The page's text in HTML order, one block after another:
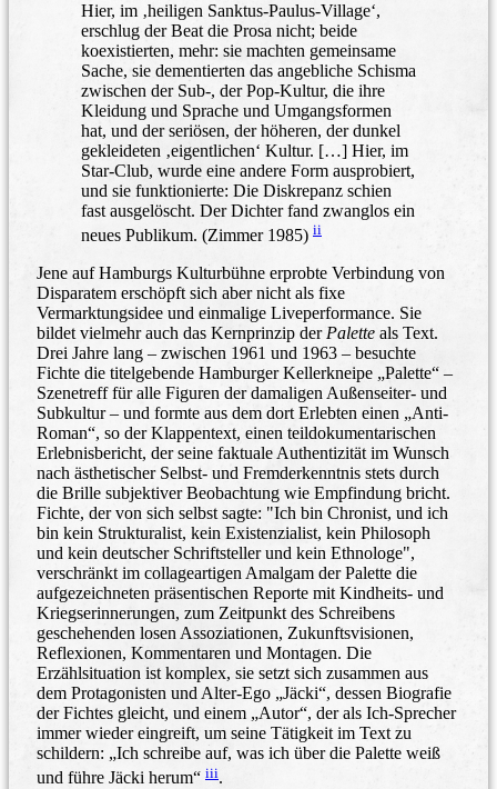
Hier, im ‚heiligen Sanktus-Paulus-Village‘,
erschlug der Beat die Prosa nicht; beide
koexistierten, mehr: sie machten gemeinsame
Sache, sie dementierten das angebliche Schisma
zwischen der Sub-, der Pop-Kultur, die ihre
Kleidung und Sprache und Umgangsformen
hat, und der seriösen, der höheren, der dunkel
gekleideten ‚eigentlichen‘ Kultur. […] Hier, im
Star-Club, wurde eine andere Form ausprobiert,
und sie funktionierte: Die Diskrepanz schien
fast ausgelöscht. Der Dichter fand zwanglos ein
neues Publikum. (Zimmer 1985) ii
Jene auf Hamburgs Kulturbühne erprobte Verbindung von
Disparatem erschöpft sich aber nicht als fixe
Vermarktungsidee und einmalige Liveperformance. Sie
bildet vielmehr auch das Kernprinzip derPalette als Text.
Drei Jahre lang – zwischen 1961 und 1963 – besuchte
Fichte die titelgebende Hamburger Kellerkneipe „Palette“ –
Szenetreff für alle Figuren der damaligen Außenseiter- und
Subkultur – und formte aus dem dort Erlebten einen „Anti-
Roman“, so der Klappentext, einen teildokumentarischen
Erlebnisbericht, der seine faktuale Authentizität im Wunsch
nach ästhetischer Selbst- und Fremderkenntnis stets durch
die Brille subjektiver Beobachtung wie Empfindung bricht.
Fichte, der von sich selbst sagte: "Ich bin Chronist, und ich
bin kein Strukturalist, kein Existenzialist, kein Philosoph
und kein deutscher Schriftsteller und kein Ethnologe",
verschränkt im collageartigen Amalgam der Palette die
aufgezeichneten präsentischen Reporte mit Kindheits- und
Kriegserinnerungen, zum Zeitpunkt des Schreibens
geschehenden losen Assoziationen, Zukunftsvisionen,
Reflexionen, Kommentaren und Montagen. Die
Erzählsituation ist komplex, sie setzt sich zusammen aus
dem Protagonisten und Alter-Ego „Jäcki“, dessen Biografie
der Fichtes gleicht, und einem „Autor“, der als Ich-Sprecher
immer wieder eingreift, um seine Tätigkeit im Text zu
schildern: „Ich schreibe auf, was ich über die Palette weiß
und führe Jäcki herum“ iii.